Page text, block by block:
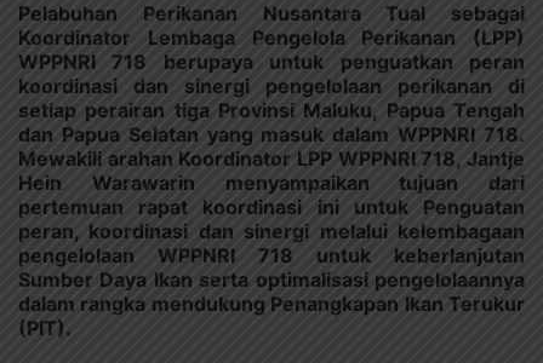
Pelabuhan Perikanan Nusantara Tual sebagai
Koordinator Lembaga Pengelola Perikanan (LPP)
WPPNRI 718 berupaya untuk penguatkan peran
koordinasi dan sinergi pengelolaan perikanan di
setiap perairan tiga Provinsi Maluku, Papua Tengah
dan Papua Selatan yang masuk dalam WPPNRI 718.
Mewakili arahan Koordinator LPP WPPNRI 718, Jantje
Hein Warawarin menyampaikan tujuan dari
pertemuan rapat koordinasi ini untuk Penguatan
peran, koordinasi dan sinergi melalui kelembagaan
pengelolaan WPPNRI 718 untuk keberlanjutan
Sumber Daya Ikan serta optimalisasi pengelolaannya
dalam rangka mendukung Penangkapan Ikan Terukur
(PIT).